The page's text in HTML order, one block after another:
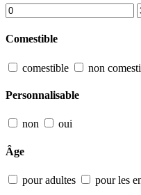
Comestible
comestible non
Personnalisable
non oui
Âge
pour adultes pour les